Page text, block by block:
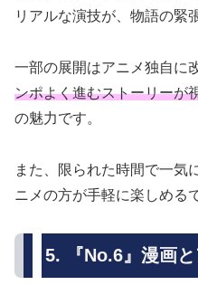
リアルな演技が、物語の緊
一部の展開はアニメ独自に
ンポよく進むストーリーが
の魅力です。
また、限られた時間で一気
ニメの方が手軽に楽しめる
5. 『No.6』漫画